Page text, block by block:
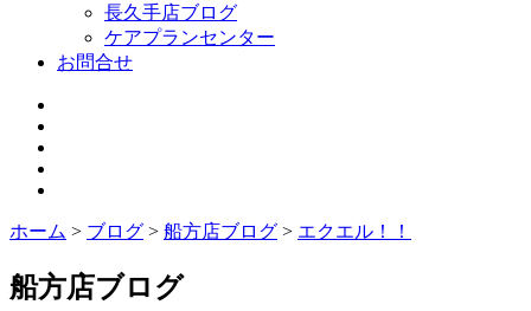
長久手店ブログ
ケアプランセンター
お問合せ
ホーム > ブログ > 船方店ブログ > エクエル！！
船方店ブログ